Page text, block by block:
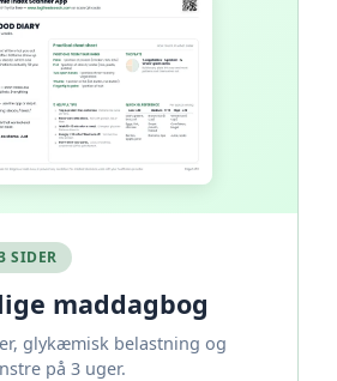
SIDER
maddagbog
glykæmisk belastning og
på 3 uger.